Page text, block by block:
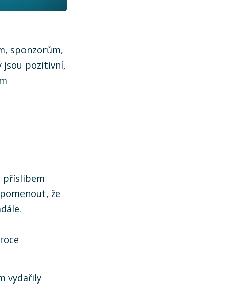
sponzorům,
jsou pozitivní,
příslibem
že
vydařily